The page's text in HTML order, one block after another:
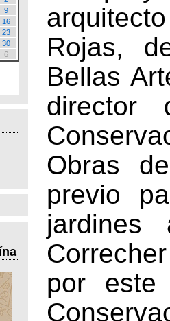
9
16
23
30
6
Rojas,
Bellas
director
Obras
previo
jardines
por